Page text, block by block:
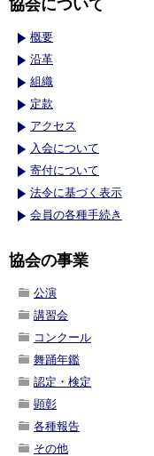
協会について
概要
沿革
組織
定款
アクセス
入会について
寄付について
法令に基づく表示
会員の各種手続き
協会の事業
公演
講習会
コンクール
舞踊年鑑
認定・検定
顕彰
各種報告
その他